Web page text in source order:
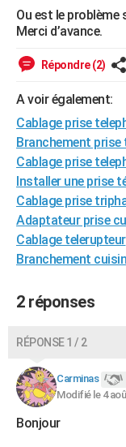
Destinations
City break
Voyage nature
Voyage de noces
Forum
Climat
+PHOTO
GUIDES D'ACHAT
BONS PLANS
CARTE DE VOEUX
Carte de Noël
Carte Bonne année
Carte Saint-Valentin
Carte Pâques
Carte d'anniversaire
DICTIONNAIRE
Dictionnaire
Biographies
Citations
Expressions
Proverbes
PROGRAMME TV
COPAINS D'AVANT
S'inscrire
Se connecter
Lycées
Collèges
Primaires
Universités
Entreprises
Service militaire
Avis de recherche
AVIS DE DÉCÈS
FORUM
Ou est le problème
Merci d’avance.
Répondre (2)
A voir également:
Cablage prise
Branchement prise
Cablage prise
Installer une prise
Cablage prise
Adaptateur prise
Cablage telerupteur
Branchement
2 réponses
RÉPONSE 1 / 2
Carminas
Modifié le 4
Bonjour